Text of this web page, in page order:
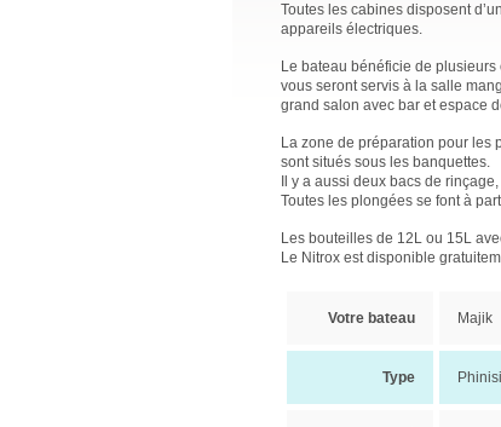
Toutes les cabines disposent
appareils électriques.
Le bateau bénéficie de
vous seront servis à la salle
grand salon avec bar et espace
La zone de préparation pour les
sont situés sous les banquettes.
Il y a aussi deux bacs de
Toutes les plongées se font à
Les bouteilles de 12L ou 15L
Le Nitrox est disponible
Votre bateau Majik
Type